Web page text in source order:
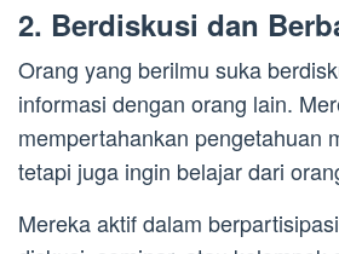
2. Berdiskusi dan
Orang yang berilmu suka
informasi dengan orang lain.
mempertahankan pengetahuan
tetapi juga ingin belajar dari
Mereka aktif dalam